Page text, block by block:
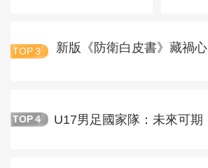
TOP 3 新版《防衛白皮書》藏禍心
TOP 4 U17男足國家隊：未來可期